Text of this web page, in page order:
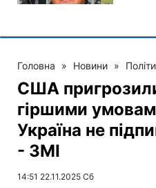
Головна » Новини »
США
гіршими
Україна не
- ЗМІ
14:51 22.11.2025 Сб